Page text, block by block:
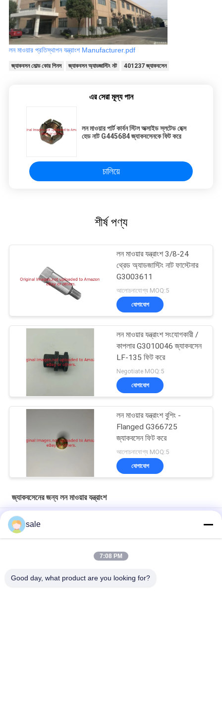
লন মাওয়ার প্রতিস্থাপন যন্ত্রাংশ Manufacturer.pdf
জ্যাকবসন মোল্ড কোর পিনস জ্যাকবসন অ্যাডজাস্টিং নট 401237 জ্যাকবসেন
এর সেরা মূল্য পান
লন মাওয়ার পার্ট কার্বন স্টিল অক্সাইড স্লটেড হেক্স
হেড নাট G445684 জ্যাকবসেনকে ফিট করে
চালিয়ে
শীর্ষ পণ্য
লন মাওয়ার যন্ত্রাংশ 3/8-24
থ্রেড অ্যাডজাস্টিং নাট ফাস্টেনার
G3003611
আলোচনাযোগ্য MOQ:5
যোগাযোগ
লন মাওয়ার যন্ত্রাংশ সংযোগকারী /
কাপলার G3010046 জ্যাকবসেন
LF-135 ফিট করে
Negotiate MOQ:5
যোগাযোগ
লন মাওয়ার যন্ত্রাংশ বুশিং -
Flanged G366725
জ্যাকবসেন ফিট করে
আলোচনাযোগ্য MOQ:5
যোগাযোগ
জ্যাকবসেনের জন্য লন মাওয়ার যন্ত্রাংশ
লন মাওয়ার পার্ট ফিক্সেশন 1 হোল মোল্ড কোর পিন G524118 জ্যাকবসেন ফিট করে
Gk0071000152 মেটাল ফ্ল্যাট হেড ফাস্টেনার লন কাটার যন্ত্রাংশ জ্যাকবসেন ঘাসের
sale
7:08 PM
Good day, what product are you looking for?